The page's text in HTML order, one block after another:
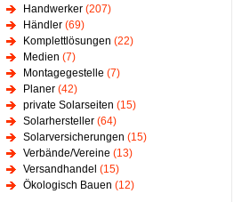
Handwerker (207)
Händler (69)
Komplettlösungen (22)
Medien (7)
Montagegestelle (7)
Planer (42)
private Solarseiten (15)
Solarhersteller (64)
Solarversicherungen (15)
Verbände/Vereine (13)
Versandhandel (15)
Ökologisch Bauen (12)